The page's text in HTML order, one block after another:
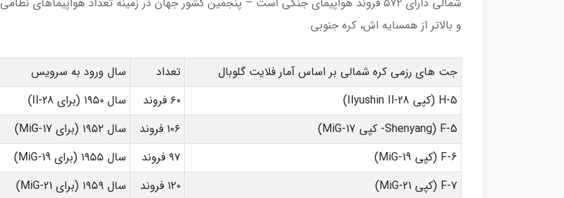
و بالاتر از همسایه اش، کره جنوبی.
جت های رزمی کره شمالی بر اساس آمار فلایت گلوبال تعداد
سال ورود به سرویس
H-5 (کپی Ilyushin Il-28)
۶۰ فروند
سال ۱۹۵۰ (برای Il-28)
F-5 (Shenyang- کپی MiG-17)
۱۰۶ فروند
سال ۱۹۵۲ (برای MiG-17)
F-6 (کپی MiG-19)
۹۷ فروند
سال ۱۹۵۵ (برای MiG-19)
F-7 (کپی MiG-21)
۱۲۰ فروند
سال ۱۹۵۹ (برای MiG-21)